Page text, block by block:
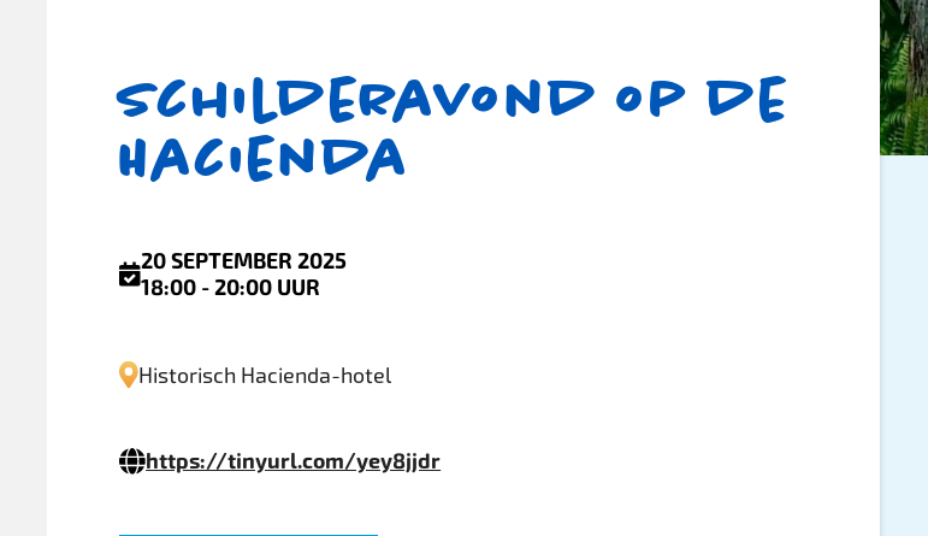
Schilderavond op de
Hacienda
20 SEPTEMBER 2025
18:00 - 20:00 UUR
Historisch Hacienda-hotel
https://tinyurl.com/yey8jjdr